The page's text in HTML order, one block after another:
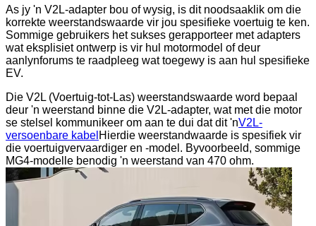
As jy 'n V2L-adapter bou of wysig, is dit noodsaaklik om die
korrekte weerstandswaarde vir jou spesifieke voertuig te ken.
Sommige gebruikers het sukses gerapporteer met adapters
wat eksplisiet ontwerp is vir hul motormodel of deur
aanlynforums te raadpleeg wat toegewy is aan hul spesifieke
EV.
Die V2L (Voertuig-tot-Las) weerstandswaarde word bepaal
deur 'n weerstand binne die V2L-adapter, wat met die motor
se stelsel kommunikeer om aan te dui dat dit 'nV2L-
versoenbare kabel Hierdie weerstandwaarde is spesifiek vir
die voertuigvervaardiger en -model. Byvoorbeeld, sommige
MG4-modelle benodig 'n weerstand van 470 ohm.